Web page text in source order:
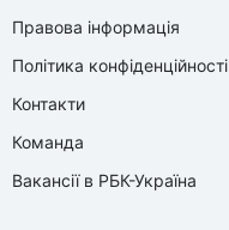
Правова інформація
Політика конфіденційності
Контакти
Команда
Вакансії в РБК-Україна